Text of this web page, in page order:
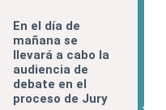
En el día de
mañana se
llevará a cabo la
audiencia de
debate en el
proceso de Jury